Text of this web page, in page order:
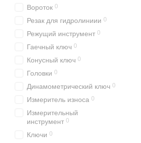
Вороток 0
Резак для гидролиниии 0
Режущий инструмент 0
Гаечный ключ 0
Конусный ключ 0
Головки 0
Динамометрический ключ 0
Измеритель износа 0
Измерительный
инструмент 0
Ключи 0